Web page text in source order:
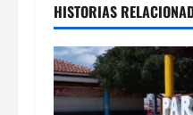
HISTORIAS